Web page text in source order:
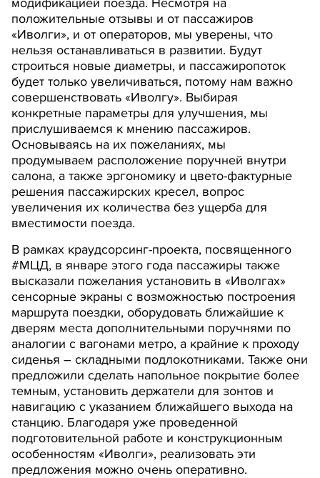
положительные отзывы и от пассажиров
«Иволги», и от операторов, мы уверены, что
нельзя останавливаться в развитии. Будут
строиться новые диаметры, и пассажиропоток
будет только увеличиваться, потому нам важно
совершенствовать «Иволгу». Выбирая
конкретные параметры для улучшения, мы
прислушиваемся к мнению пассажиров.
Основываясь на их пожеланиях, мы
продумываем расположение поручней внутри
салона, а также эргономику и цвето-фактурные
решения пассажирских кресел, вопрос
увеличения их количества без ущерба для
вместимости поезда.
В рамках краудсорсинг-проекта, посвященного
#МЦД, в январе этого года пассажиры также
высказали пожелания установить в «Иволгах»
сенсорные экраны с возможностью построения
маршрута поездки, оборудовать ближайшие к
дверям места дополнительными поручнями по
аналогии с вагонами метро, а крайние к проходу
сиденья – складными подлокотниками. Также они
предложили сделать напольное покрытие более
темным, установить держатели для зонтов и
навигацию с указанием ближайшего выхода на
станцию. Благодаря уже проведенной
подготовительной работе и конструкционным
особенностям «Иволги», реализовать эти
предложения можно очень оперативно.